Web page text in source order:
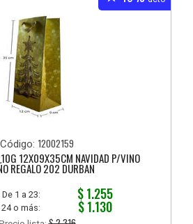
Código: 12002159
12X09X35CM NAVIDAD P/VINO
REGALO 202 DURBAN
De 1 a 23: $ 1.255
24 o más: $ 1.130